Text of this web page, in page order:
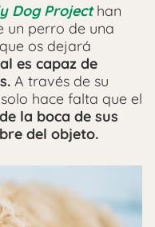
Dog Projecthan
un perro de una
os dejará
es capaz de
A través de su
hace falta que el
la boca de sus
del objeto.